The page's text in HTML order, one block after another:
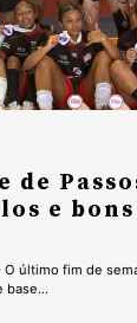
de
e
O último fim de
base...